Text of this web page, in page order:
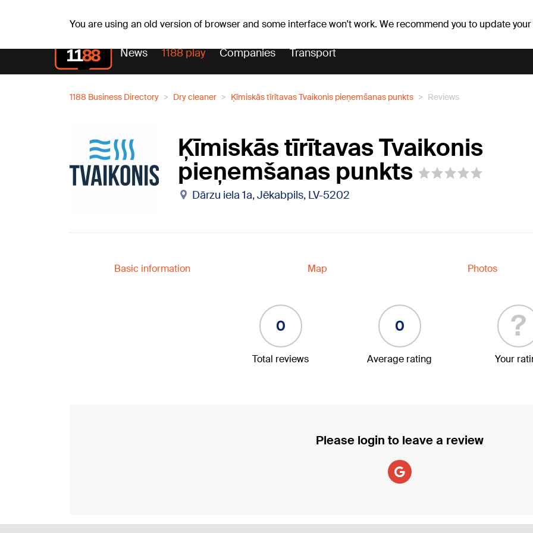
You are using an old version of browser and some interface won't work. We recommend you to update
News 1188 play Companies Transport
1188 Business Directory Dry cleaner Ķīmiskās tīrītavas Tvaikonis pieņemšanas punkts Reviews
Ķīmiskās tīrītavas Tvaikonis
pieņemšanas punkts
Dārzu iela 1a, Jēkabpils, LV-5202
Basic information Map Photos
0
Total reviews
0
Average rating
?
Your
Please login to leave a review